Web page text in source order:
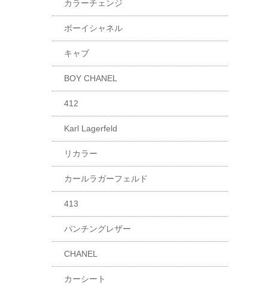
カラーチェンジ
ボーイシャネル
キャブ
BOY CHANEL
412
Karl Lagerfeld
リカラー
カールラガーフェルド
413
パンチングレザー
CHANEL
カーシート